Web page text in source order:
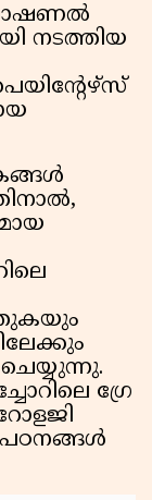
നടത്തിയ
ഗ്രേ
പഠനങ്ങൾ